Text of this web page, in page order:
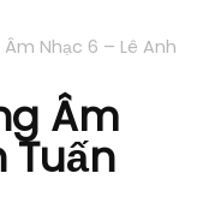
Âm Nhạc 6 – Lê Anh
Âm
Tuấn